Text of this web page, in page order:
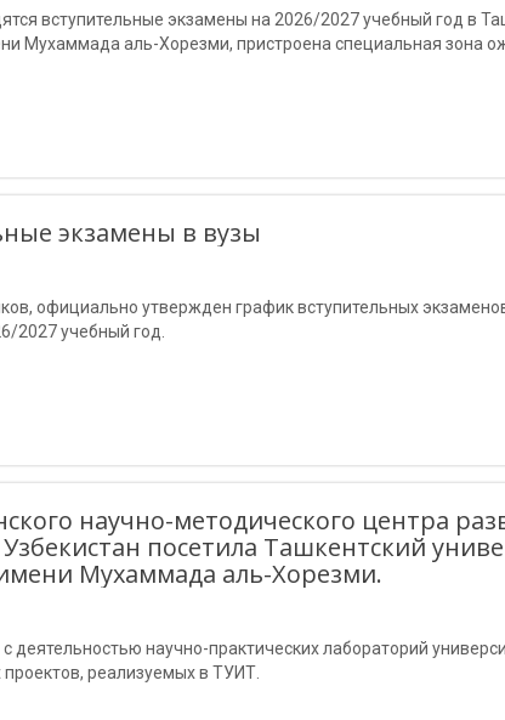
вступительные экзамены на 2026/2027 учебный год в
Мухаммада аль-Хорезми, пристроена специальная зона
экзамены в вузы
официально утвержден график вступительных
2027 учебный год.
научно-методического центра
посетила Ташкентский
Мухаммада аль-Хорезми.
деятельностью научно-практических лабораторий
реализуемых в ТУИТ.